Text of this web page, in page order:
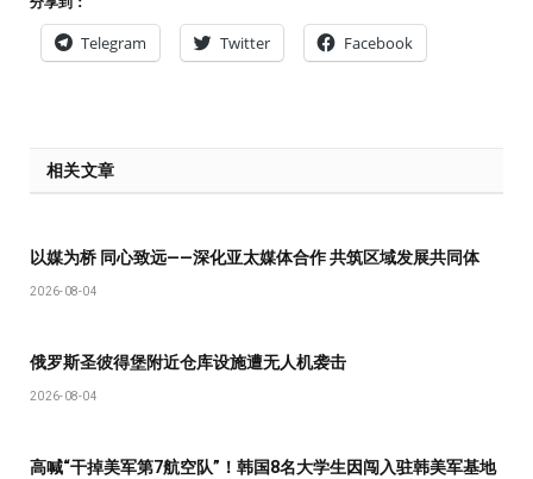
Telegram Twitter Facebook
相关文章
以媒为桥 同心致远——深化亚太媒体合作 共筑区域发展共同体
2026-08-04
俄罗斯圣彼得堡附近仓库设施遭无人机袭击
2026-08-04
高喊“干掉美军第7航空队”！韩国8名大学生因闯入驻韩美军基地